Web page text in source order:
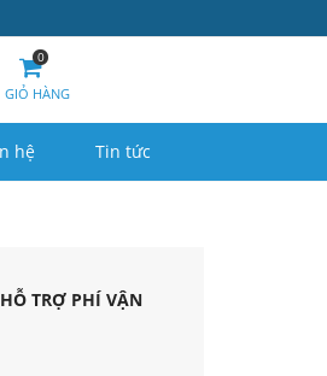
0
GIỎ HÀNG
hệ Tin tức
HỖ TRỢ PHÍ VẬN